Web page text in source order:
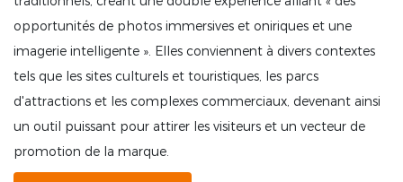
opportunités de photos immersives et oniriques et une
imagerie intelligente ». Elles conviennent à divers contextes
tels que les sites culturels et touristiques, les parcs
d'attractions et les complexes commerciaux, devenant ainsi
un outil puissant pour attirer les visiteurs et un vecteur de
promotion de la marque.